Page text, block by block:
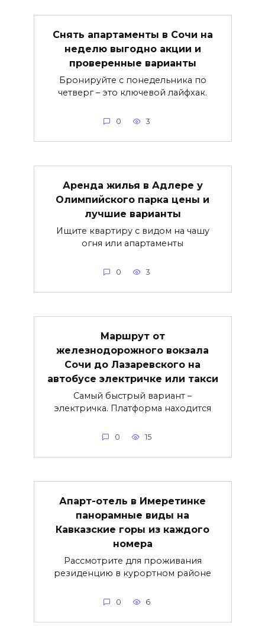
Снять апартаменты в Сочи на
неделю выгодно акции и
проверенные варианты
Бронируйте с понедельника по
четверг – это ключевой лайфхак.
0 3
Аренда жилья в Адлере у
Олимпийского парка цены и
лучшие варианты
Ищите квартиру с видом на чашу
огня или апартаменты
0 3
Маршрут от
железнодорожного вокзала
Сочи до Лазаревского на
автобусе электричке или такси
Самый быстрый вариант –
электричка. Платформа находится
0 15
Апарт-отель в Имеретинке
панорамные виды на
Кавказские горы из каждого
номера
Рассмотрите для проживания
резиденцию в курортном районе
0 6